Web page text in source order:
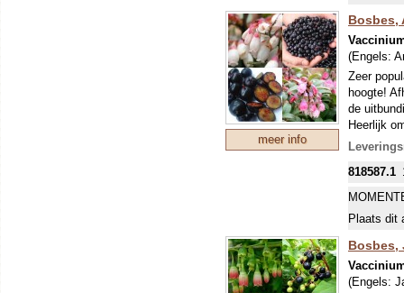
meer info
Bosbes,
(Engels:
Zeer
hoogte!
de
Heerlijk
gezond
van deze
818587.1
Plaats dit
Bosbes,
(Engels: